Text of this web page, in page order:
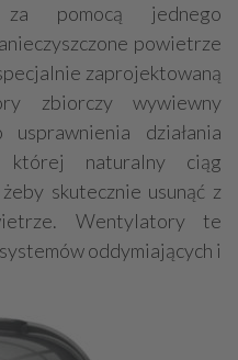
za pomocą jednego
powietrze
zaprojektowaną
zbiorczy wywiewny
działania
której naturalny ciąg
skutecznie usunąć z
Wentylatory te
oddymiających i